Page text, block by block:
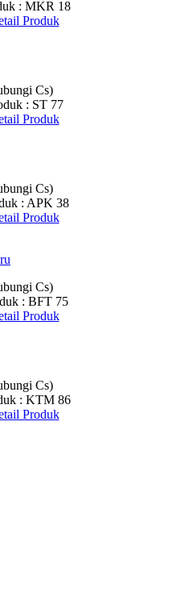
: MKR 18
Produk
Cs)
: ST 77
Produk
Cs)
: APK 38
Produk
Cs)
: BFT 75
Produk
Cs)
: KTM 86
Produk